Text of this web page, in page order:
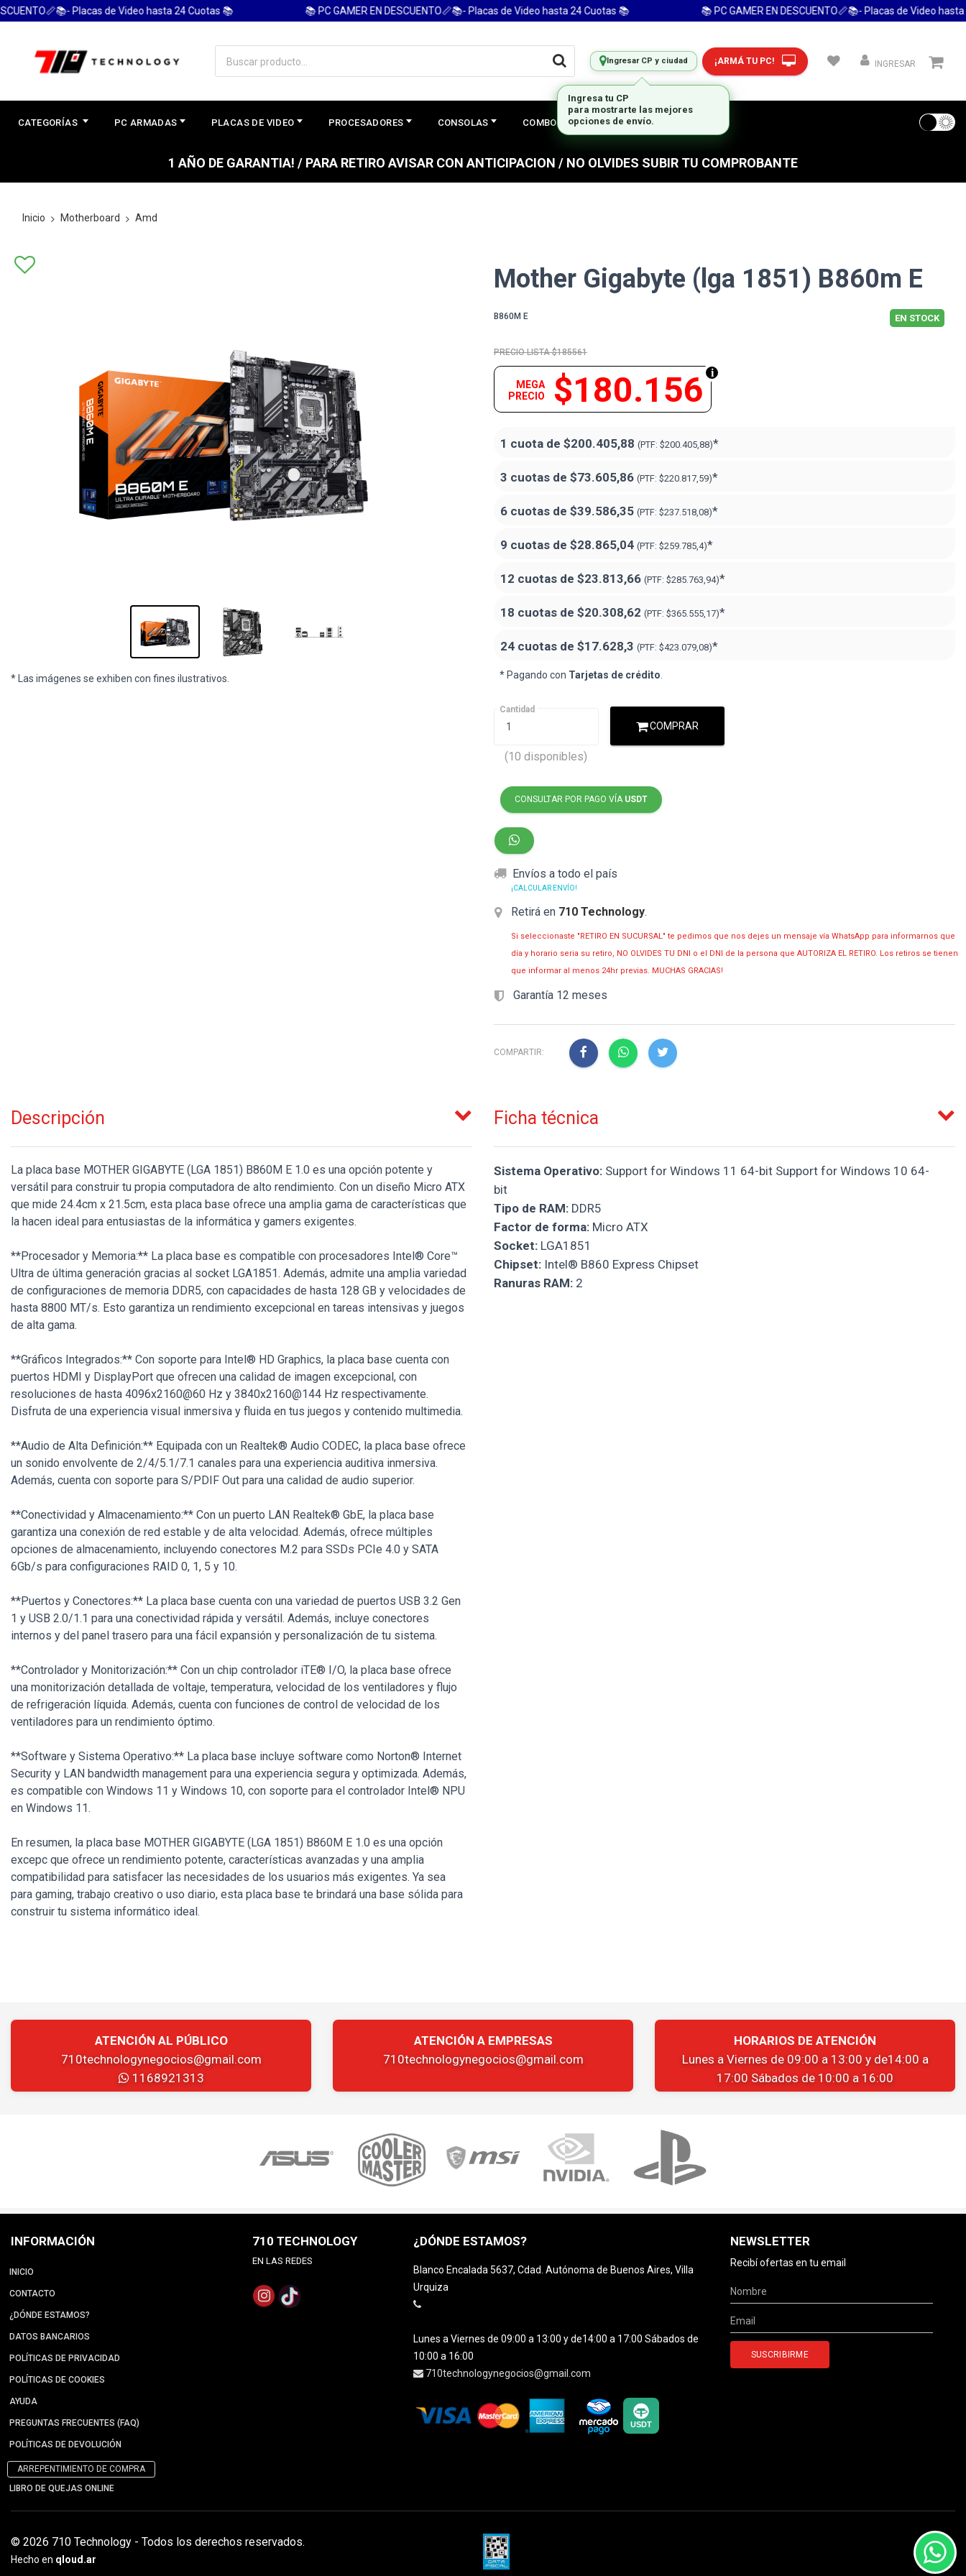
Placas de Video hasta 24 Cuotas 📚 📚 PC GAMER EN DESCUENTO📏📚- Placas de Video hasta 24 Cuotas 📚 📚 PC GAMER EN DESCUENTO📏📚- Placas de Video hasta 24
Ingresar CP y ciudad ¡ARMÁ TU PC! INGRESAR
CATEGORÍAS PC ARMADAS PLACAS DE VIDEO PROCESADORES CONSOLAS COMBOS PREGUNTAS FRECUENTES
1 AÑO DE GARANTIA! / PARA RETIRO AVISAR CON ANTICIPACION / NO OLVIDES SUBIR TU COMPROBANTE
Inicio Motherboard Amd
* Las imágenes se exhiben con fines ilustrativos.
Mother Gigabyte (lga 1851) B860m E
B860M E EN STOCK
$185561
$180.156
MEGA
PRECIO
1 cuota de $200.405,88 (PTF: $200.405,88)*
3 cuotas de $73.605,86 (PTF: $220.817,59)*
6 cuotas de $39.586,35 (PTF: $237.518,08)*
9 cuotas de $28.865,04 (PTF: $259.785,4)*
12 cuotas de $23.813,66 (PTF: $285.763,94)*
18 cuotas de $20.308,62 (PTF: $365.555,17)*
24 cuotas de $17.628,3 (PTF: $423.079,08)*
* Pagando con Tarjetas de crédito
Cantidad
(10 disponibles)
COMPRAR
CONSULTAR POR PAGO VÍA USDT
Envíos a todo el país
¡CALCULAR ENVÍO!
Retirá en 710 Technology.
Si seleccionaste "RETIRO EN SUCURSAL" te pedimos que nos dejes un mensaje vía WhatsApp para informarnos que
día y horario seria su retiro, NO OLVIDES TU DNI o el DNI de la persona que AUTORIZA EL RETIRO. Los retiros se tienen
que informar al menos 24hr previas. MUCHAS GRACIAS!
Garantía 12 meses
COMPARTIR:
Descripción
La placa base MOTHER GIGABYTE (LGA 1851) B860M E 1.0 es una opción potente y
versátil para construir tu propia computadora de alto rendimiento. Con un diseño Micro ATX
que mide 24.4cm x 21.5cm, esta placa base ofrece una amplia gama de características que
la hacen ideal para entusiastas de la informática y gamers exigentes.
**Procesador y Memoria:** La placa base es compatible con procesadores Intel® Core™
Ultra de última generación gracias al socket LGA1851. Además, admite una amplia variedad
de configuraciones de memoria DDR5, con capacidades de hasta 128 GB y velocidades de
hasta 8800 MT/s. Esto garantiza un rendimiento excepcional en tareas intensivas y juegos
de alta gama.
**Gráficos Integrados:** Con soporte para Intel® HD Graphics, la placa base cuenta con
puertos HDMI y DisplayPort que ofrecen una calidad de imagen excepcional, con
resoluciones de hasta 4096x2160@60 Hz y 3840x2160@144 Hz respectivamente.
Disfruta de una experiencia visual inmersiva y fluida en tus juegos y contenido multimedia.
**Audio de Alta Definición:** Equipada con un Realtek® Audio CODEC, la placa base ofrece
un sonido envolvente de 2/4/5.1/7.1 canales para una experiencia auditiva inmersiva.
Además, cuenta con soporte para S/PDIF Out para una calidad de audio superior.
**Conectividad y Almacenamiento:** Con un puerto LAN Realtek® GbE, la placa base
garantiza una conexión de red estable y de alta velocidad. Además, ofrece múltiples
opciones de almacenamiento, incluyendo conectores M.2 para SSDs PCIe 4.0 y SATA
6Gb/s para configuraciones RAID 0, 1, 5 y 10.
**Puertos y Conectores:** La placa base cuenta con una variedad de puertos USB 3.2 Gen
1 y USB 2.0/1.1 para una conectividad rápida y versátil. Además, incluye conectores
internos y del panel trasero para una fácil expansión y personalización de tu sistema.
**Controlador y Monitorización:** Con un chip controlador iTE® I/O, la placa base ofrece
una monitorización detallada de voltaje, temperatura, velocidad de los ventiladores y flujo
de refrigeración líquida. Además, cuenta con funciones de control de velocidad de los
ventiladores para un rendimiento óptimo.
**Software y Sistema Operativo:** La placa base incluye software como Norton® Internet
Security y LAN bandwidth management para una experiencia segura y optimizada. Además,
es compatible con Windows 11 y Windows 10, con soporte para el controlador Intel® NPU
en Windows 11.
En resumen, la placa base MOTHER GIGABYTE (LGA 1851) B860M E 1.0 es una opción
excepc que ofrece un rendimiento potente, características avanzadas y una amplia
compatibilidad para satisfacer las necesidades de los usuarios más exigentes. Ya sea
para gaming, trabajo creativo o uso diario, esta placa base te brindará una base sólida para
construir tu sistema informático ideal.
Ficha técnica
Sistema Operativo: Support for Windows 11 64-bit Support for Windows 10 64-
bit
Tipo de RAM: DDR5
Factor de forma: Micro ATX
Socket: LGA1851
Chipset: Intel® B860 Express Chipset
Ranuras RAM: 2
ATENCIÓN AL PÚBLICO
710technologynegocios@gmail.com
1168921313
ATENCIÓN A EMPRESAS
710technologynegocios@gmail.com
HORARIOS DE ATENCIÓN
Lunes a Viernes de 09:00 a 13:00 y de14:00 a
17:00 Sábados de 10:00 a 16:00
INFORMACIÓN
INICIO
CONTACTO
¿DÓNDE ESTAMOS?
DATOS BANCARIOS
POLÍTICAS DE PRIVACIDAD
POLÍTICAS DE COOKIES
AYUDA
PREGUNTAS FRECUENTES (FAQ)
POLÍTICAS DE DEVOLUCIÓN
ARREPENTIMIENTO DE COMPRA
LIBRO DE QUEJAS ONLINE
710 TECHNOLOGY
EN LAS REDES
¿DÓNDE ESTAMOS?
Blanco Encalada 5637, Cdad. Autónoma de Buenos Aires, Villa
Urquiza
Lunes a Viernes de 09:00 a 13:00 y de14:00 a 17:00 Sábados de
10:00 a 16:00
710technologynegocios@gmail.com
NEWSLETTER
Recibí ofertas en tu email
© 2026 710 Technology - Todos los derechos reservados.
Hecho en qloud.ar